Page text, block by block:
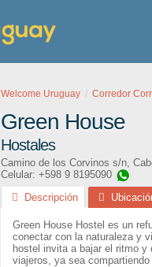
Welcome Uruguay Corredor
Green House
Hostales
Camino de los Corvinos s/n,
Celular: +598 9 8195090
Descripción
Green House Hostel es un
conectar con la naturaleza y
hostel invita a bajar el ritmo
viajeros, ya sea